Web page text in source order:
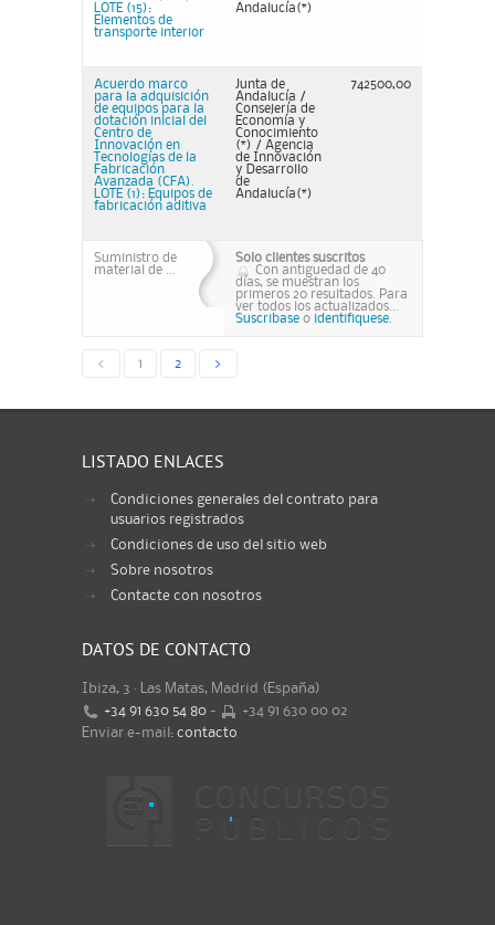
LOTE (15):
Elementos de
transporte interior
Andalucía(*)
Acuerdo marco
para la adquisición
de equipos para la
dotación inicial del
Centro de
Innovación en
Tecnologías de la
Fabricación
Avanzada (CFA).
LOTE (1): Equipos de
fabricación aditiva
Junta de
Andalucía /
Consejería de
Economía y
Conocimiento
(*) / Agencia
de Innovación
y Desarrollo
de
Andalucía(*)
742500,00
Suministro de
material de ...
Solo clientes suscritos
Con antiguedad de 40
días, se muestran los
primeros 20 resultados. Para
ver todos los actualizados...
Suscribase o identifiquese.
< 1 2 >
LISTADO ENLACES
Condiciones generales del contrato para
usuarios registrados
Condiciones de uso del sitio web
Sobre nosotros
Contacte con nosotros
DATOS DE CONTACTO
Ibiza, 3 · Las Matas, Madrid (España)
+34 91 630 54 80 -
+34 91 630 00 02
Enviar e-mail: contacto